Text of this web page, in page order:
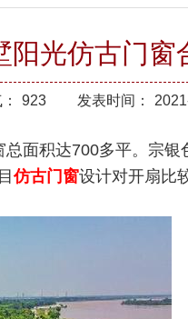
阳光仿古门窗
923 发表时间：
面积达700多平。宗银
仿古门窗设计对开扇比